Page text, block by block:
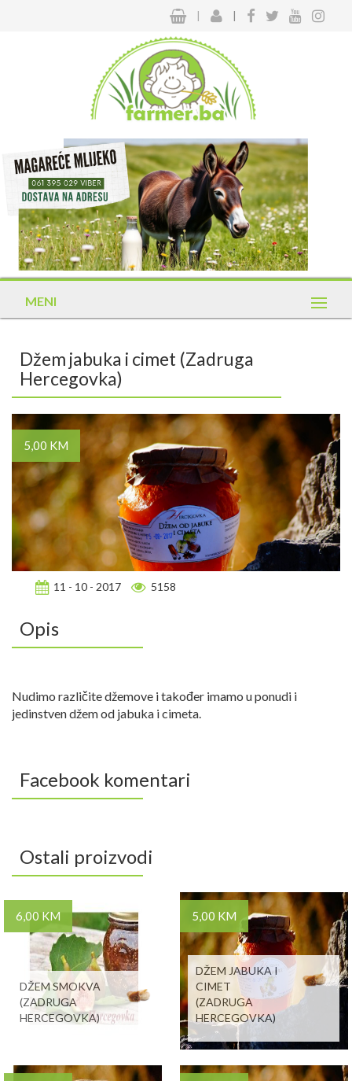
| |
MENI
Džem jabuka i cimet (Zadruga
Hercegovka)
5,00 KM
11 - 10 - 2017 5158
Opis
Nudimo različite džemove i također imamo u ponudi i
jedinstven džem od jabuka i cimeta.
Facebook komentari
Ostali proizvodi
6,00 KM
DŽEM SMOKVA
(ZADRUGA
HERCEGOVKA)
5,00 KM
DŽEM JABUKA I
CIMET
(ZADRUGA
HERCEGOVKA)